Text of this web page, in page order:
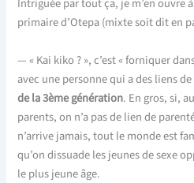
Intriguée par tout ça, je m’en ouvre
primaire d’Otepa (mixte soit dit en
— « Kai kiko ? », c’est « forniquer
avec une personne qui a des liens
de la 3ème génération. En gros, si,
parents, on n’a pas de lien de
n’arrive jamais, tout le monde est
qu’on dissuade les jeunes de sexe
le plus jeune âge.